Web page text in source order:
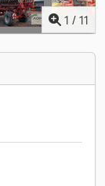
1 / 11